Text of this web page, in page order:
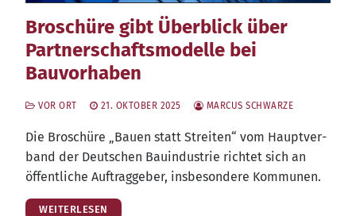
Broschüre gibt Überblick über
Partnerschaftsmodelle bei
Bauvorhaben
VOR ORT 21. OKTOBER 2025 MARCUS SCHWARZE
Die Bro­schü­re „Bau­en statt Strei­ten“ vom Haupt­ver­
band der Deut­schen Bau­in­dus­trie rich­tet sich an
öffent­li­che Auf­trag­ge­ber, ins­be­son­de­re Kommunen.
WEITERLESEN